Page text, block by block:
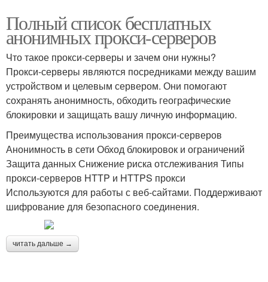
Полный список бесплатных
анонимных прокси-серверов
Что такое прокси-серверы и зачем они нужны?
Прокси-серверы являются посредниками между вашим
устройством и целевым сервером. Они помогают
сохранять анонимность, обходить географические
блокировки и защищать вашу личную информацию.
Преимущества использования прокси-серверов
Анонимность в сети Обход блокировок и ограничений
Защита данных Снижение риска отслеживания Типы
прокси-серверов HTTP и HTTPS прокси
Используются для работы с веб-сайтами. Поддерживают
шифрование для безопасного соединения.
читать дальше →